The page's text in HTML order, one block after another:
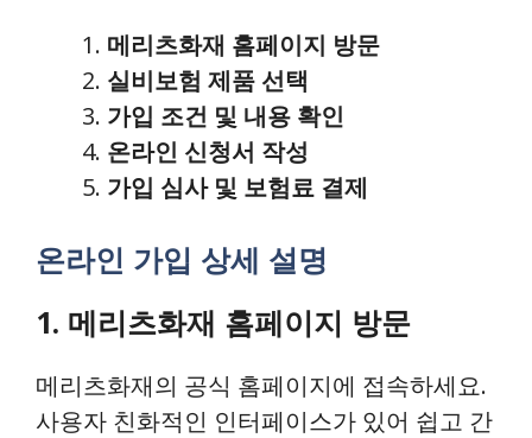
메리츠화재 홈페이지 방문
실비보험 제품 선택
가입 조건 및 내용 확인
온라인 신청서 작성
가입 심사 및 보험료 결제
온라인 가입 상세 설명
1. 메리츠화재 홈페이지 방문
메리츠화재의 공식 홈페이지에 접속하세요.
사용자 친화적인 인터페이스가 있어 쉽고 간